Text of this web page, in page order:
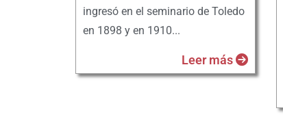
ingresó en el seminario de Toledo
en 1898 y en 1910...
Leer más